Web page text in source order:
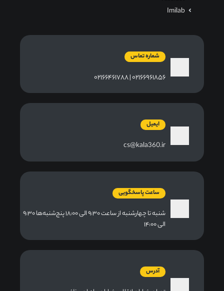
Imilab
شماره تماس
۰۲۱۶۶۹۶۱۸۵۶ | ۰۲۱۶۶۴۶۱۷۸۸
ایمیل
cs@kala360.ir
ساعت پاسخگویی
شنبه تا چهارشنبه از ساعت ۹:۳۰ الی ۱۸:۰۰ پنج‌شنبه‌ها ۹:۳۰
الی ۱۴:۰۰
آدرس